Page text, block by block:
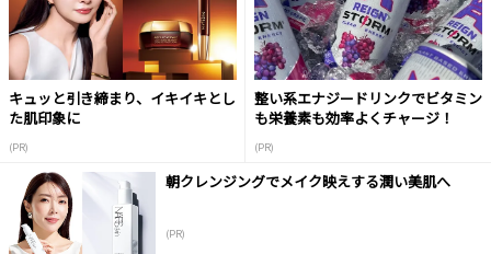
キュッと引き締まり、イキイキとし
た肌印象に
(PR)
整い系エナジードリンクでビタミン
も栄養素も効率よくチャージ！
(PR)
朝クレンジングでメイク映えする潤い美肌へ
(PR)